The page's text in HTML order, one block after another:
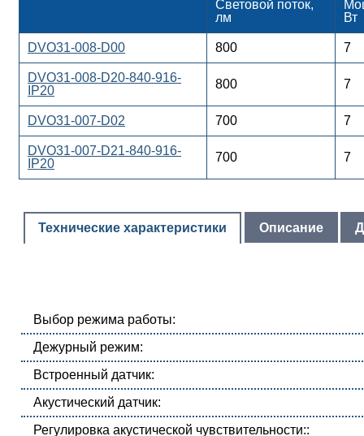
Световой поток,
лм
Вт
DVO31-008-D00 800 7
DVO31-008-D20-840-916-
IP20
800 7
DVO31-007-D02 700 7
DVO31-007-D21-840-916-
IP20
700 7
Технические характеристики Описание
Выбор режима работы:
Дежурный режим:
Встроенный датчик:
Акустический датчик:
Регулировка акустической чувствительности::